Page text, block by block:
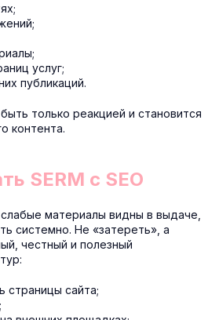
услуг;
публикаций.
только реакцией и становится
контента.
SERM с SEO
материалы видны в выдаче,
системно. Не «затереть», а
честный и полезный
страницы сайта;